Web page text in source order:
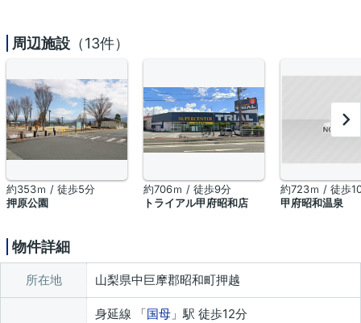
周辺施設 （13件）
約353ｍ / 徒歩5分
押原公園
約706ｍ / 徒歩9分
トライアル甲府昭和店
約723ｍ / 徒歩
甲府昭和温泉
物件詳細
所在地 山梨県中巨摩郡昭和町押越
身延線 「国母 」駅 徒歩12分